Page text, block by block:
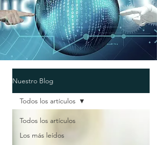
Nuestro Blog
Todos los artículos
Los más leídos
Todos los artículos